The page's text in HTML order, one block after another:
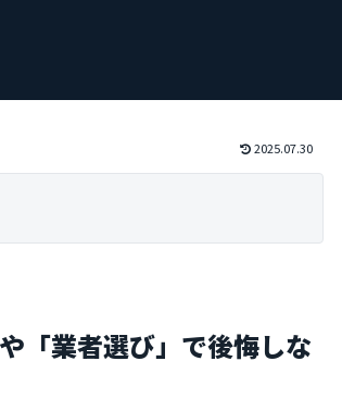
2025.07.30
「業者選び」で後悔しな